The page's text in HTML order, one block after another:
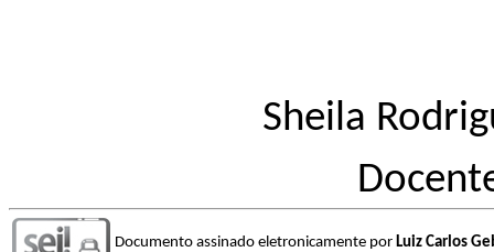
Sheila
Documento assinado eletronicamente por Luiz Carlos